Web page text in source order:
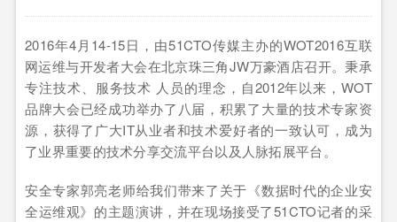
2016年4月14-15日，由51CTO传媒主办的WOT2016互联
网运维与开发者大会在北京珠三角JW万豪酒店召开。秉承
专注技术、服务技术 人员的理念，自2012年以来，WOT
品牌大会已经成功举办了八届，积累了大量的技术专家资
源，获得了广大IT从业者和技术爱好者的一致认可，成为
了业界重要的技术分享交流平台以及人脉拓展平台。
安全专家郭亮老师给我们带来了关于《数据时代的企业安
全运维观》的主题演讲，并在现场接受了51CTO记者的采